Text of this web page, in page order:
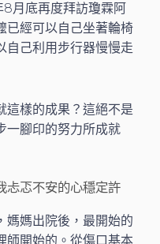
月底再度拜訪瓊霖阿
已經可以自己坐著輪椅
自己利用步行器慢慢走
這樣的成果？這絕不是
一腳印的努力所成就
忐忑不安的心穩定許
媽媽出院後，最開始的
師開始的。從傷口基本